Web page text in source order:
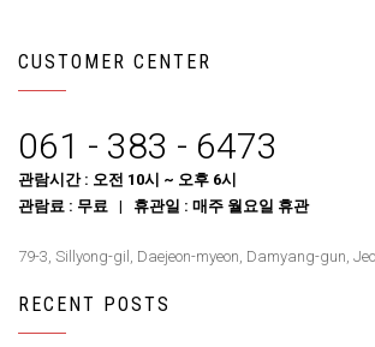
CUSTOMER CENTER
061 - 383 - 6473
관람시간 : 오전 10시 ~ 오후 6시
관람료 : 무료 | 휴관일 : 매주 월요일 휴관
79-3, Sillyong-gil, Daejeon-myeon, Damyang-gun,
RECENT POSTS